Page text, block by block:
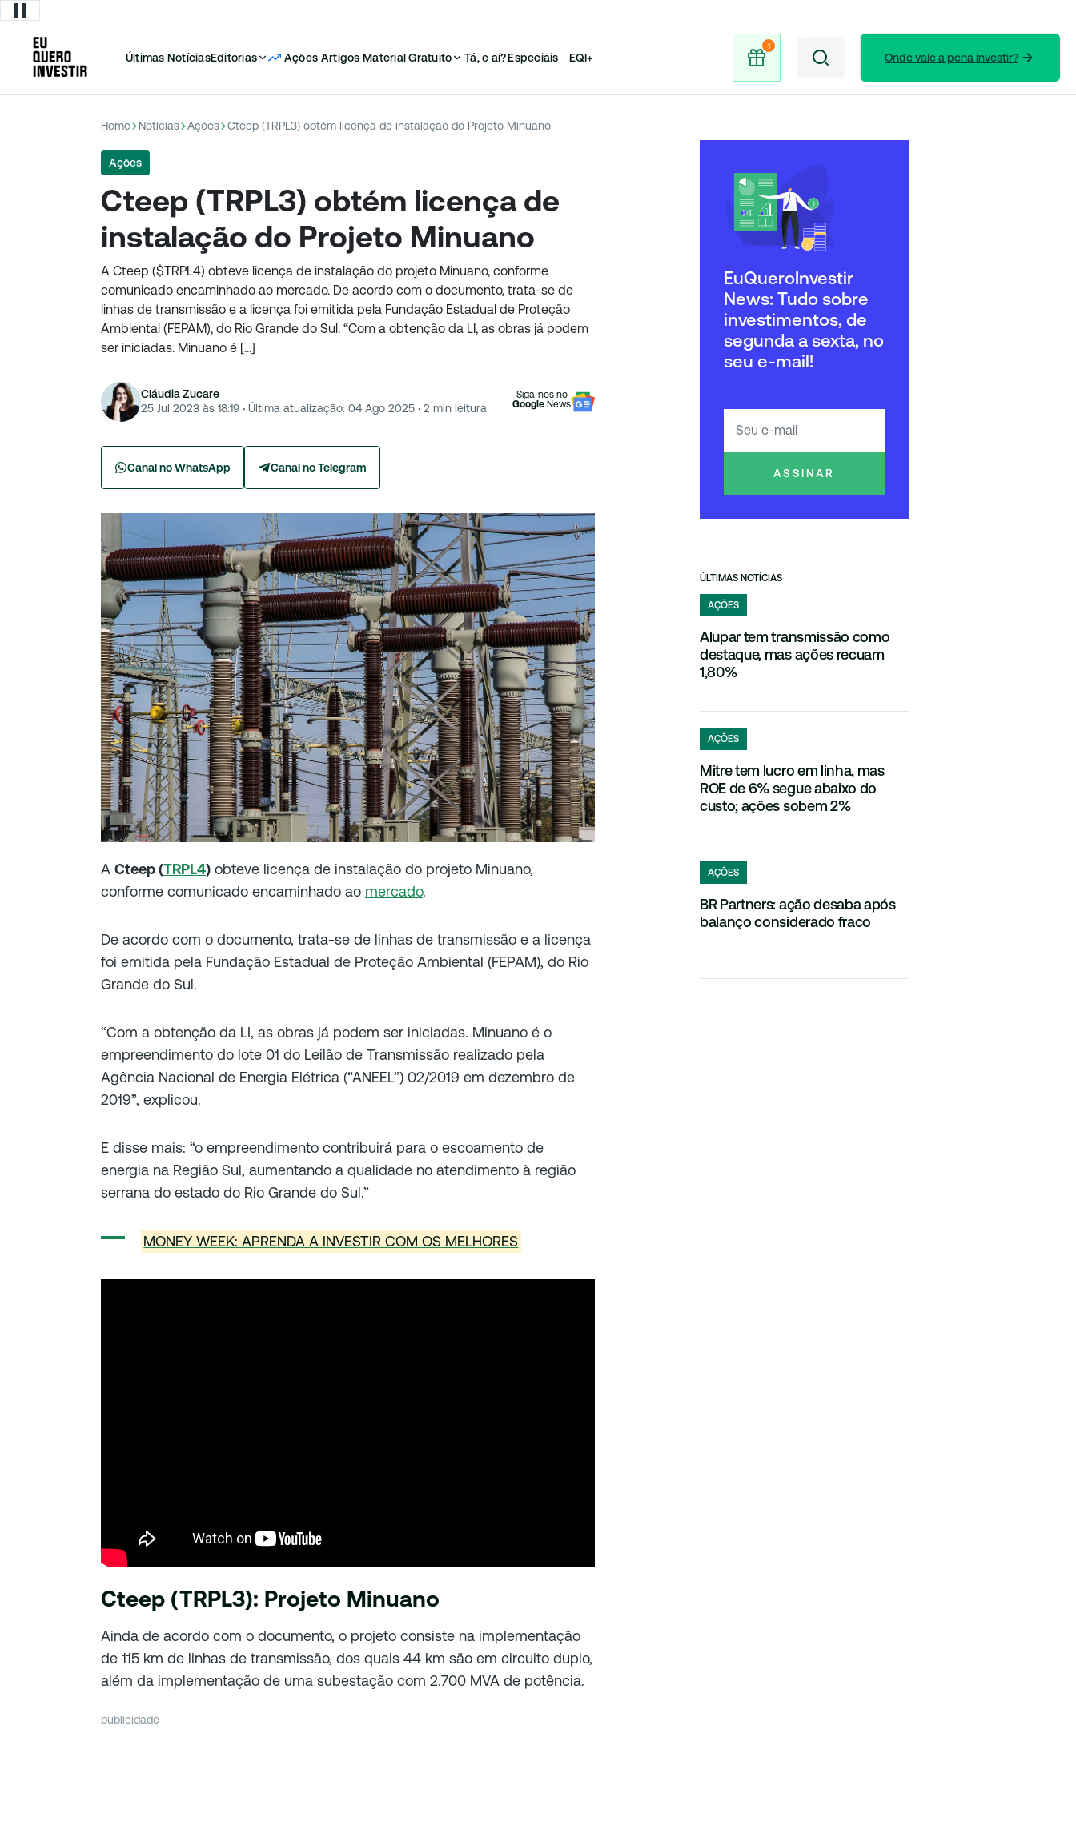
Últimas NotíciasEditorias Ações Artigos Material Gratuito Tá, e aí?Especiais EQI+ Onde vale a pena investir?
Home Notícias Ações Cteep (TRPL3) obtém licença de instalação do Projeto Minuano
Ações
Cteep (TRPL3) obtém licença de
instalação do Projeto Minuano
A Cteep ($TRPL4) obteve licença de instalação do projeto Minuano, conforme
comunicado encaminhado ao mercado. De acordo com o documento, trata-se de
linhas de transmissão e a licença foi emitida pela Fundação Estadual de Proteção
Ambiental (FEPAM), do Rio Grande do Sul. “Com a obtenção da LI, as obras já podem
ser iniciadas. Minuano é […]
Cláudia Zucare
25 Jul 2023 às 18:19 · Última atualização: 04 Ago 2025 · 2 min leitura
Siga-nos no
Google News
Canal no WhatsApp Canal no Telegram
A Cteep (TRPL4) obteve licença de instalação do projeto Minuano,
conforme comunicado encaminhado ao mercado.
De acordo com o documento, trata-se de linhas de transmissão e a licença
foi emitida pela Fundação Estadual de Proteção Ambiental (FEPAM), do Rio
Grande do Sul.
“Com a obtenção da LI, as obras já podem ser iniciadas. Minuano é o
empreendimento do lote 01 do Leilão de Transmissão realizado pela
Agência Nacional de Energia Elétrica (“ANEEL”) 02/2019 em dezembro de
2019”, explicou.
E disse mais: “o empreendimento contribuirá para o escoamento de
energia na Região Sul, aumentando a qualidade no atendimento à região
serrana do estado do Rio Grande do Sul.”
MONEY WEEK: APRENDA A INVESTIR COM OS MELHORES
Cteep (TRPL3): Projeto Minuano
Ainda de acordo com o documento, o projeto consiste na implementação
de 115 km de linhas de transmissão, dos quais 44 km são em circuito duplo,
além da implementação de uma subestação com 2.700 MVA de potência.
publicidade
EuQueroInvestir
News: Tudo sobre
investimentos, de
segunda a sexta, no
seu e-mail!
ASSINAR
ÚLTIMAS NOTÍCIAS
AÇÕES
Alupar tem transmissão como
destaque, mas ações recuam
1,80%
AÇÕES
Mitre tem lucro em linha, mas
ROE de 6% segue abaixo do
custo; ações sobem 2%
AÇÕES
BR Partners: ação desaba após
balanço considerado fraco